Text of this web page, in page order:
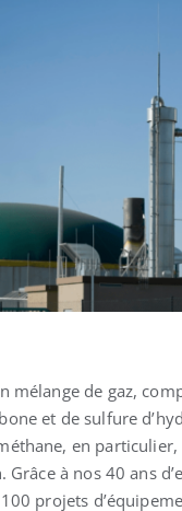
mélange de gaz,
et de sulfure
en
Grâce à nos 40 ans
projets